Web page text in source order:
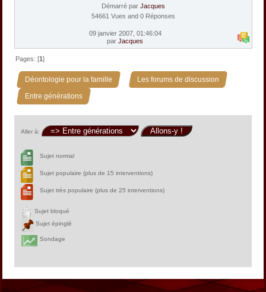
Démarré par Jacques
54661 Vues and 0 Réponses
09 janvier 2007, 01:46:04
par Jacques
Pages: [1]
Déontologie pour la famille » Les forums de discussion »
Entre générations
Aller à:
Sujet normal
Sujet populaire (plus de 15 interventions)
Sujet très populaire (plus de 25 interventions)
Sujet bloqué
Sujet épinglé
Sondage